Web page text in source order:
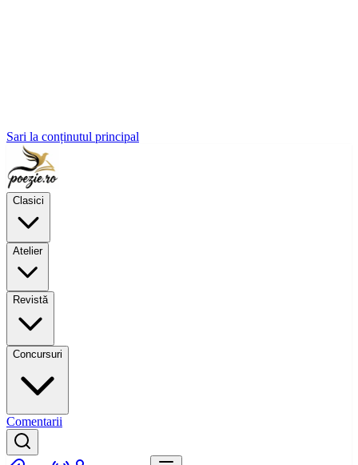
Sari la conținutul principal
Clasici
Atelier
Revistă
Concursuri
Comentarii